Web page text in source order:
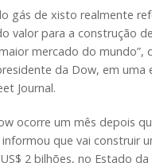
gás de xisto realmente
valor para a construção
mercado do mundo”,
da Dow, em uma
Journal.
ocorre um mês depois
informou que vai construir
2 bilhões, no Estado da